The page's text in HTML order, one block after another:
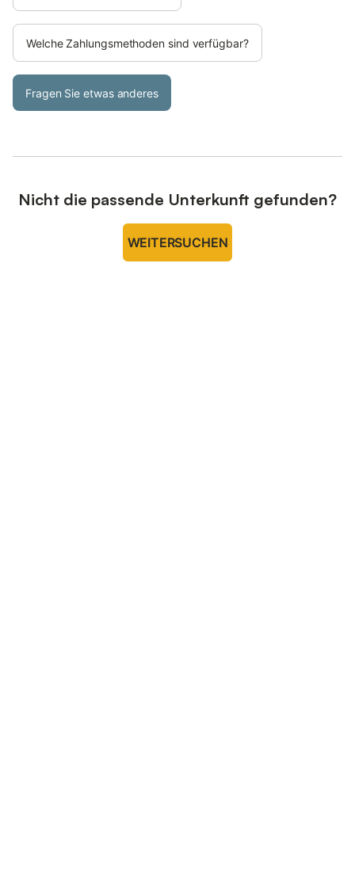
Welche Zahlungsmethoden sind verfügbar?
Fragen Sie etwas anderes
Nicht die passende Unterkunft gefunden?
WEITERSUCHEN